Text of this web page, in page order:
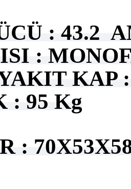
: 43.2
:
KAP
: 95 Kg
: